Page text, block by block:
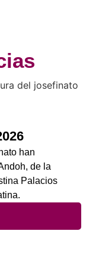
han
de la
Palacios